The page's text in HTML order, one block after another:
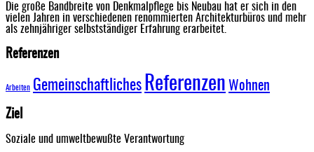
Die große Bandbreite von Denkmalpflege bis Neubau hat er sich in den
vielen Jahren in verschiedenen renommierten Architekturbüros und mehr
als zehnjähriger selbstständiger Erfahrung erarbeitet.
Referenzen
Arbeiten Gemeinschaftliches Referenzen Wohnen
Ziel
Soziale und umweltbewußte Verantwortung